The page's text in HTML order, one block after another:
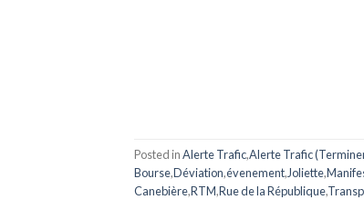
Posted inAlerte Trafic,Alerte Trafic
Bourse,Déviation,évenement,Joliette,
Canebière,RTM,Rue de la République,